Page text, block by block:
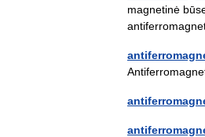
magnetinė